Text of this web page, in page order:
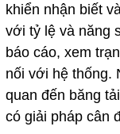
khiển nhận biết
với tỷ lệ và năng
báo cáo, xem
nối với hệ thống.
quan đến băng
có giải pháp cân